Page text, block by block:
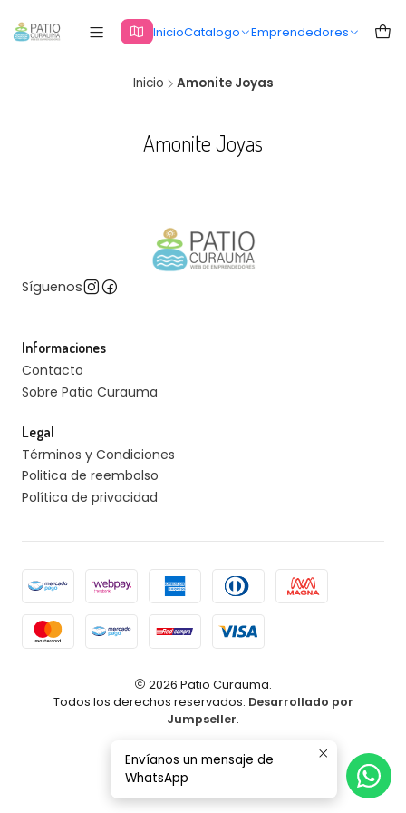
InicioCatalogo Emprendedores
Inicio Amonite Joyas
Amonite Joyas
Síguenos
Informaciones
Contacto
Sobre Patio Curauma
Legal
Términos y Condiciones
Politica de reembolso
Política de privacidad
2026 Patio Curauma.
Todos los derechos reservados. Desarrollado por
Jumpseller.
Envíanos un mensaje de
WhatsApp